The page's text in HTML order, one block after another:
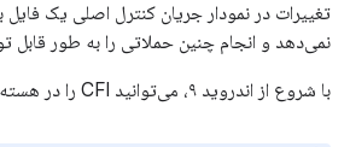
تغییرات در نمودار جریان کنترل اصلی یک فایل
نمی‌دهد و انجام چنین حملاتی را به طور قابل
با شروع از اندروید ۹، می‌توانید CFI را در هسته فعال کنید.